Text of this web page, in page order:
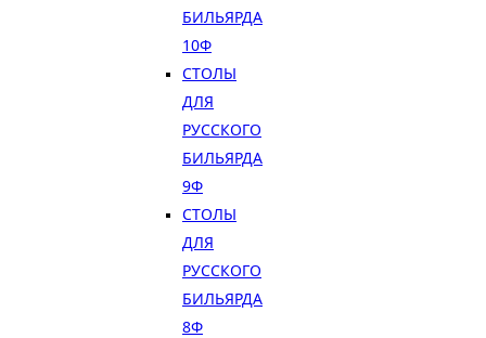
БИЛЬЯРДА
10Ф
СТОЛЫ
ДЛЯ
РУССКОГО
БИЛЬЯРДА
9Ф
СТОЛЫ
ДЛЯ
РУССКОГО
БИЛЬЯРДА
8Ф